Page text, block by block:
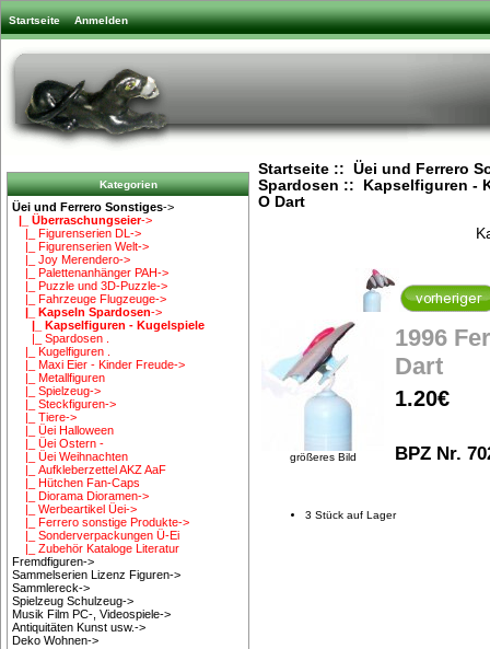
Startseite Anmelden
Kategorien
Üei und Ferrero Sonstiges->
|_ Überraschungseier->
|_ Figurenserien DL->
|_ Figurenserien Welt->
|_ Joy Merendero->
|_ Palettenanhänger PAH->
|_ Puzzle und 3D-Puzzle->
|_ Fahrzeuge Flugzeuge->
|_ Kapseln Spardosen->
|_ Kapselfiguren - Kugelspiele
|_ Spardosen .
|_ Kugelfiguren .
|_ Maxi Eier - Kinder Freude->
|_ Metallfiguren
|_ Spielzeug->
|_ Steckfiguren->
|_ Tiere->
|_ Üei Halloween
|_ Üei Ostern -
|_ Üei Weihnachten
|_ Aufkleberzettel AKZ AaF
|_ Hütchen Fan-Caps
|_ Diorama Dioramen->
|_ Werbeartikel Üei->
|_ Ferrero sonstige Produkte->
|_ Sonderverpackungen Ü-Ei
|_ Zubehör Kataloge Literatur
Fremdfiguren->
Sammelserien Lizenz Figuren->
Sammlereck->
Spielzeug Schulzeug->
Musik Film PC-, Videospiele->
Antiquitäten Kunst usw.->
Deko Wohnen->
Startseite:: Üei und Ferrero
Spardosen ::
Kapselfiguren -
O Dart
größeres Bild
1996
Dart
1.20€
BPZ Nr.
3 Stück auf Lager